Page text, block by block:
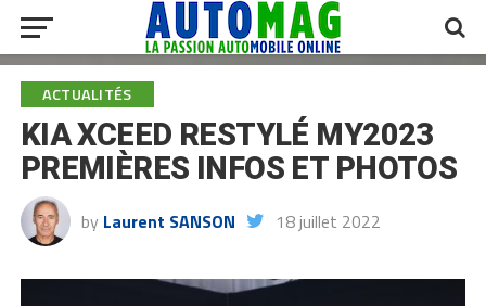
ACTUALITÉS
KIA XCEED RESTYLÉ MY2023
PREMIÈRES INFOS ET PHOTOS
by Laurent SANSON 18 juillet 2022